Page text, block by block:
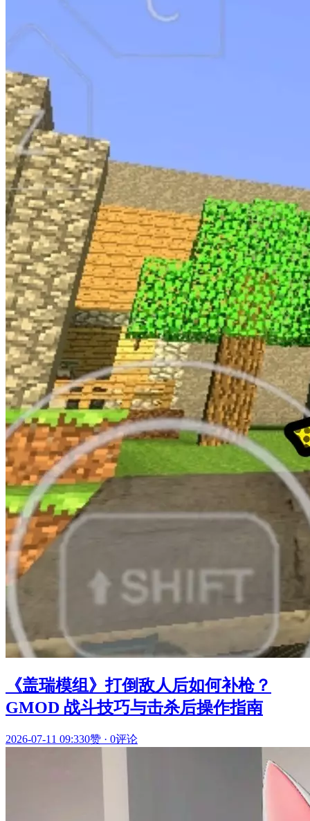
《盖瑞模组》打倒敌人后如何补枪？
GMOD 战斗技巧与击杀后操作指南
2026-07-11 09:330赞 · 0评论